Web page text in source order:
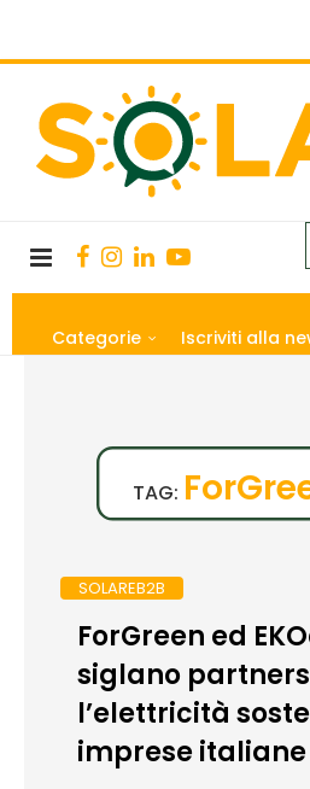
Categorie Iscriviti alla
TAG:
SOLAREB2B
ForGreen ed
siglano
l’elettricità
imprese italiane